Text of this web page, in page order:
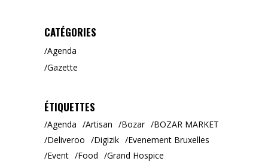
CATÉGORIES
Agenda
Gazette
ÉTIQUETTES
Agenda Artisan Bozar
BOZAR MARKET
Deliveroo
Digizik
Evenement Bruxelles
Event
Food
Grand Hospice